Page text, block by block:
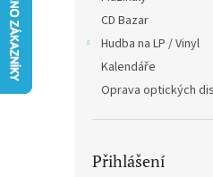
CD Bazar
Hudba na LP / Vinyl
Kalendáře
Oprava optických
Přihlášení